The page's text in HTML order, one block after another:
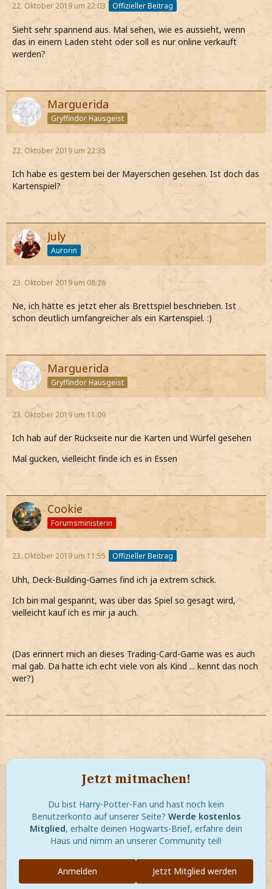
22. Oktober 2019 um 22:03 Offizieller Beitrag
Sieht sehr spannend aus. Mal sehen, wie es aussieht, wenn
das in einem Laden steht oder soll es nur online verkauft
werden?
Marguerida
Gryffindor Hausgeist
22. Oktober 2019 um 22:35
Ich habe es gestern bei der Mayerschen gesehen. Ist doch das
Kartenspiel?
July
Aurorin
23. Oktober 2019 um 08:26
Ne, ich hätte es jetzt eher als Brettspiel beschrieben. Ist
schon deutlich umfangreicher als ein Kartenspiel. :)
Marguerida
Gryffindor Hausgeist
23. Oktober 2019 um 11:09
Ich hab auf der Rückseite nur die Karten und Würfel gesehen
Mal gucken, vielleicht finde ich es in Essen
Cookie
Forumsministerin
23. Oktober 2019 um 11:55 Offizieller Beitrag
Uhh, Deck-Building-Games find ich ja extrem schick.
Ich bin mal gespannt, was über das Spiel so gesagt wird,
vielleicht kauf ich es mir ja auch.
(Das erinnert mich an dieses Trading-Card-Game was es auch
mal gab. Da hatte ich echt viele von als Kind ... kennt das noch
wer?)
Jetzt mitmachen!
Du bist Harry-Potter-Fan und hast noch kein
Benutzerkonto auf unserer Seite? Werde kostenlos
Mitglied, erhalte deinen Hogwarts-Brief, erfahre dein
Haus und nimm an unserer Community teil!
Jetzt Mitglied werden
Anmelden